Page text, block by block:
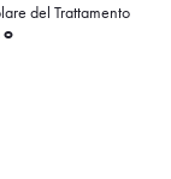
del Trattamento
o